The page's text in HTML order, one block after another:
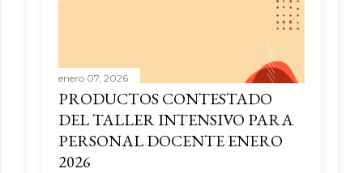
enero 07, 2026
PRODUCTOS CONTESTADO
DEL TALLER INTENSIVO PARA
PERSONAL DOCENTE ENERO
2026